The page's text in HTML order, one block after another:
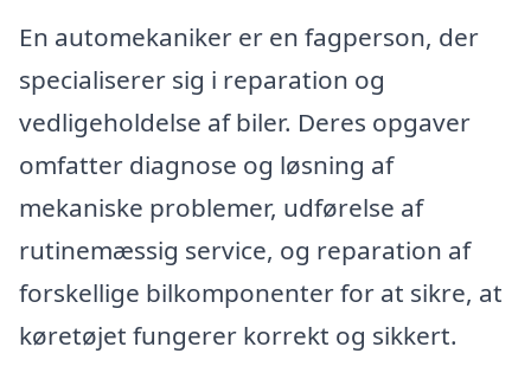
En automekaniker er en fagperson, der
specialiserer sig i reparation og
vedligeholdelse af biler. Deres opgaver
omfatter diagnose og løsning af
mekaniske problemer, udførelse af
rutinemæssig service, og reparation af
forskellige bilkomponenter for at sikre, at
køretøjet fungerer korrekt og sikkert.